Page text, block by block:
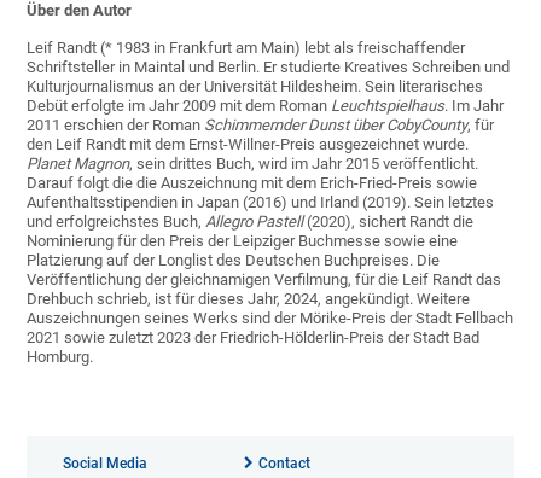
Über den Autor
Leif Randt (* 1983 in Frankfurt am Main) lebt als freischaffender
Schriftsteller in Maintal und Berlin. Er studierte Kreatives Schreiben und
Kulturjournalismus an der Universität Hildesheim. Sein literarisches
Debüt erfolgte im Jahr 2009 mit dem Roman Leuchtspielhaus. Im Jahr
2011 erschien der Roman Schimmernder Dunst über CobyCounty, für
den Leif Randt mit dem Ernst-Willner-Preis ausgezeichnet wurde.
Planet Magnon, sein drittes Buch, wird im Jahr 2015 veröffentlicht.
Darauf folgt die die Auszeichnung mit dem Erich-Fried-Preis sowie
Aufenthaltsstipendien in Japan (2016) und Irland (2019). Sein letztes
und erfolgreichstes Buch,Allegro Pastell(2020), sichert Randt die
Nominierung für den Preis der Leipziger Buchmesse sowie eine
Platzierung auf der Longlist des Deutschen Buchpreises. Die
Veröffentlichung der gleichnamigen Verfilmung, für die Leif Randt das
Drehbuch schrieb, ist für dieses Jahr, 2024, angekündigt. Weitere
Auszeichnungen seines Werks sind der Mörike-Preis der Stadt Fellbach
2021 sowie zuletzt 2023 der Friedrich-Hölderlin-Preis der Stadt Bad
Homburg.
Social Media Contact